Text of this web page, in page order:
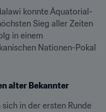
konnte Äquatorial-
Sieg aller Zeiten
in einem
Nationen-Pokal
alter Bekannter
in der ersten Runde